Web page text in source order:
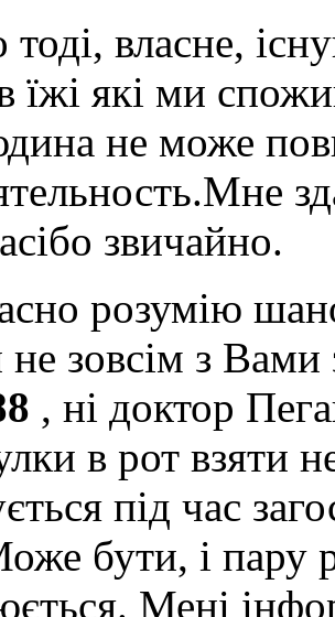
тоді, власне,
їжі які ми
не може
звичайно.
розумію
не зовсім з
, ні доктор
в рот взяти
під час
бути, і пару
Мені